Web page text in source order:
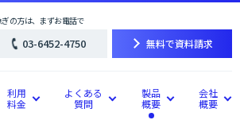
利用
料金
よくある
質問
製品
概要
会社
概要
ぎの方は、まずお電話で
03-6452-4750 無料で資料請求